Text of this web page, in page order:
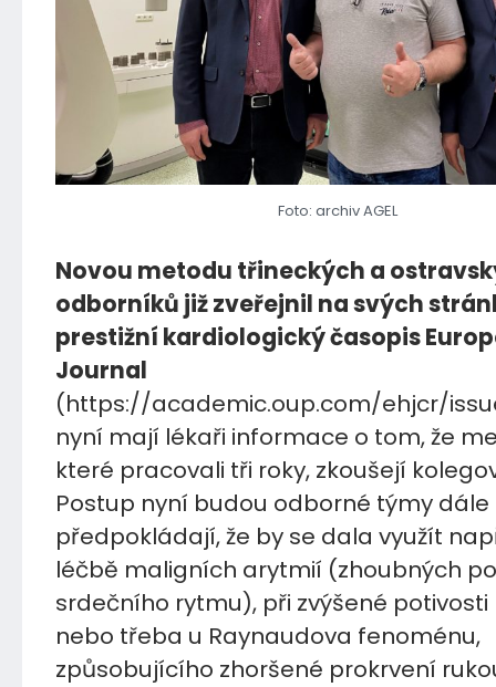
Foto: archiv AGEL
Novou metodu třineckých a
odborníků již zveřejnil na svých
prestižní kardiologický časopis
Journal
(https://academic.oup.com/ehjcr/
nyní mají lékaři informace o tom, že
které pracovali tři roky, zkoušejí
Postup nyní budou odborné týmy dále
předpokládají, že by se dala využít
léčbě maligních arytmií (zhoubných
srdečního rytmu), při zvýšené potivosti
nebo třeba u Raynaudova fenoménu,
způsobujícího zhoršené prokrvení